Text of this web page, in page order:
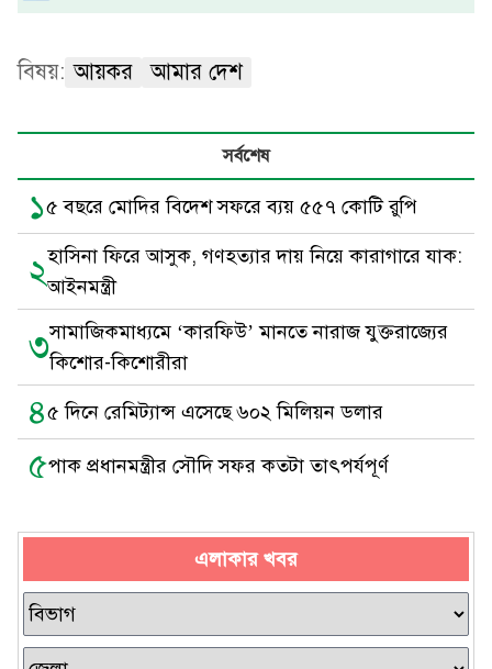
বিষয়: আয়কর আমার দেশ
সর্বশেষ
১৫ বছরে মোদির বিদেশ সফরে ব্যয় ৫৫৭ কোটি রুপি
২হাসিনা ফিরে আসুক, গণহত্যার দায় নিয়ে কারাগারে যাক:
আইনমন্ত্রী
৩সামাজিকমাধ্যমে ‘কারফিউ’ মানতে নারাজ যুক্তরাজ্যের
কিশোর-কিশোরীরা
৪৫ দিনে রেমিট্যান্স এসেছে ৬০২ মিলিয়ন ডলার
৫পাক প্রধানমন্ত্রীর সৌদি সফর কতটা তাৎপর্যপূর্ণ
এলাকার খবর